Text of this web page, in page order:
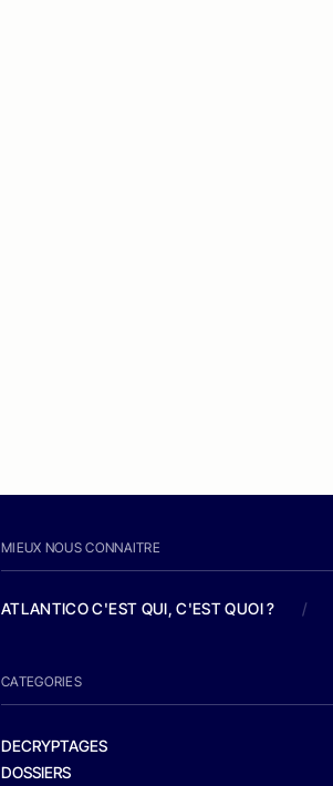
MIEUX NOUS CONNAITRE
ATLANTICO C'EST QUI, C'EST QUOI ? /
CATEGORIES
DECRYPTAGES
DOSSIERS